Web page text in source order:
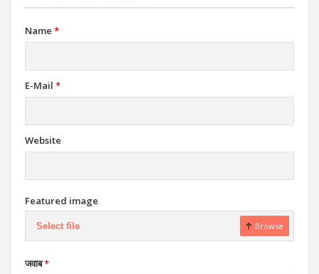
Name *
E-Mail *
Website
Featured image
Select file Browse
जवाब*